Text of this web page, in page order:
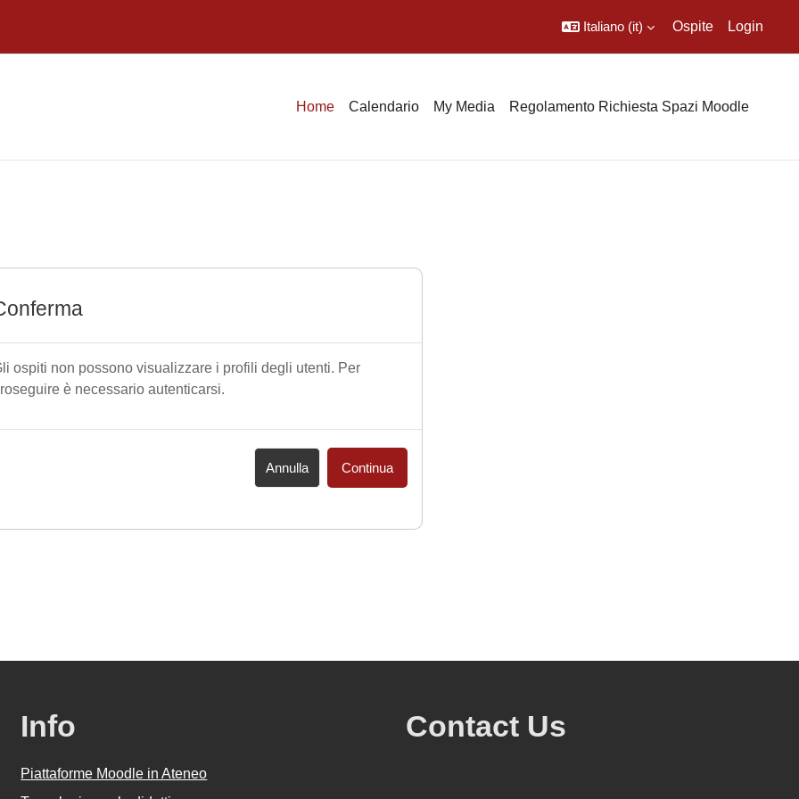
Italiano ‎(it)‎ Ospite Login
Home Calendario My Media Regolamento Richiesta Spazi Moodle
ospiti non possono visualizzare i profili degli utenti. Per
è necessario autenticarsi.
Annulla Continua
Info
Piattaforme Moodle in Ateneo
Contact Us